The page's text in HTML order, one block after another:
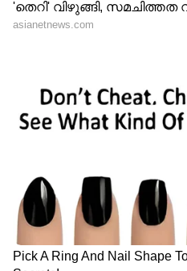
മഞ്ചേശ്വരത്തെ
മഹാവിജയത്തിന് പിന്നിൽ
അഷ്റഫ്; വാനോളം
പ്രശംസയും നന്ദിയും